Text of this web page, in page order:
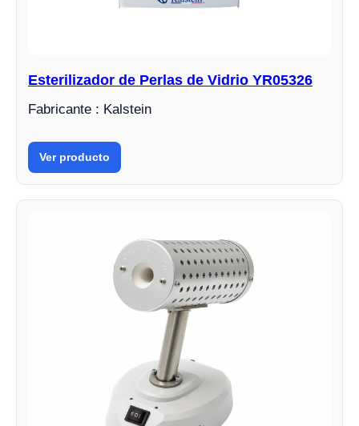
Esterilizador de Perlas de Vidrio YR05326
Fabricante : Kalstein
Ver producto